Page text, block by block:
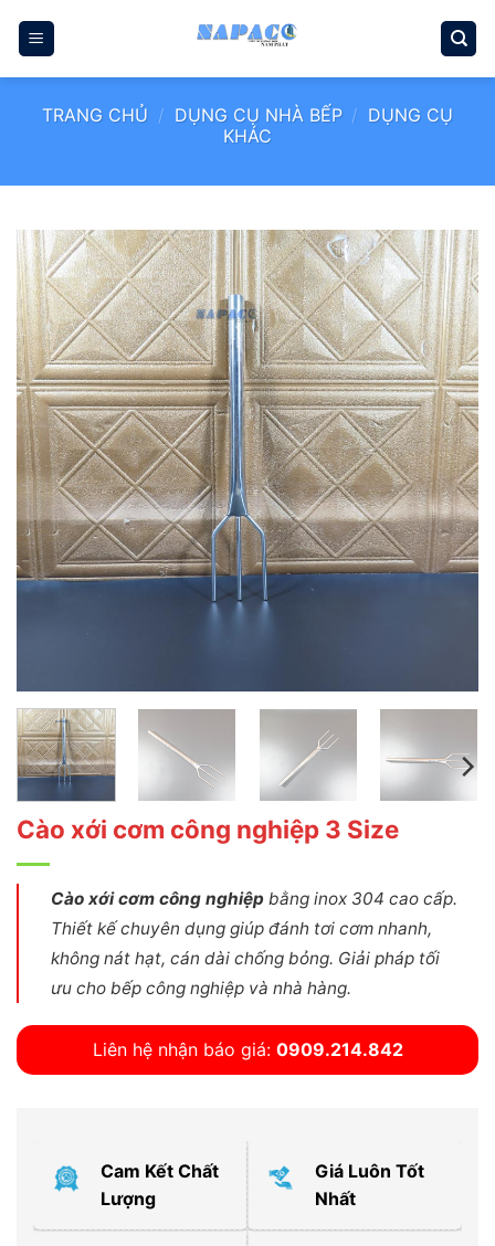
qua
TRANG CHỦ / DỤNG CỤ NHÀ BẾP / DỤNG CỤ
KHÁC
Cào xới cơm công nghiệp 3 Size
Cào xới cơm công nghiệpbằng inox 304 cao cấp.
Thiết kế chuyên dụng giúp đánh tơi cơm nhanh,
không nát hạt, cán dài chống bỏng. Giải pháp tối
ưu cho bếp công nghiệp và nhà hàng.
Liên hệ nhận báo giá: 0909.214.842
Cam Kết Chất
Lượng
Giá Luôn Tốt
Nhất